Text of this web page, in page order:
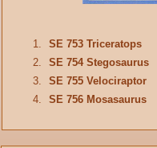
1. SE 753 Triceratops
2.
SE 754 Stegosaurus
3.
SE 755 Velociraptor
4.
SE 756 Mosasaurus